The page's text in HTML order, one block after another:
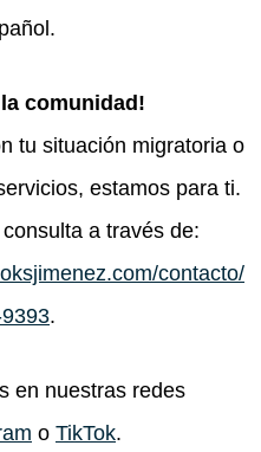
comunidad!
tu situación migratoria o
estamos para ti.
a través de:
contacto/
.
en nuestras redes
o TikTok.